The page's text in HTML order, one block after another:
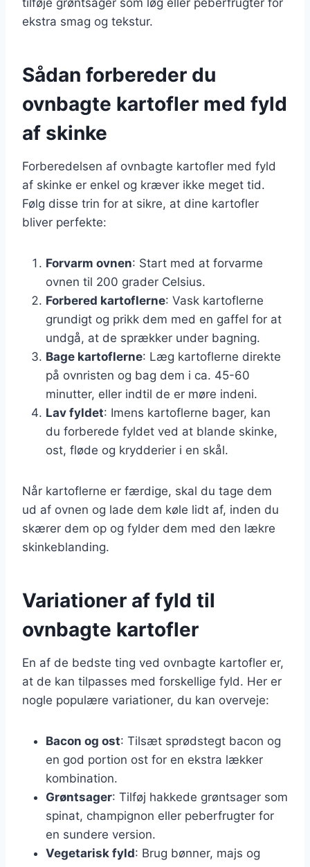
ekstra smag og tekstur.
Sådan forbereder du
ovnbagte kartofler med fyld
af skinke
Forberedelsen af ovnbagte kartofler med fyld
af skinke er enkel og kræver ikke meget tid.
Følg disse trin for at sikre, at dine kartofler
bliver perfekte:
Forvarm ovnen: Start med at forvarme
ovnen til 200 grader Celsius.
Forbered kartoflerne: Vask kartoflerne
grundigt og prikk dem med en gaffel for at
undgå, at de sprækker under bagning.
Bage kartoflerne: Læg kartoflerne direkte
på ovnristen og bag dem i ca. 45-60
minutter, eller indtil de er møre indeni.
Lav fyldet: Imens kartoflerne bager, kan
du forberede fyldet ved at blande skinke,
ost, fløde og krydderier i en skål.
Når kartoflerne er færdige, skal du tage dem
ud af ovnen og lade dem køle lidt af, inden du
skærer dem op og fylder dem med den lækre
skinkeblanding.
Variationer af fyld til
ovnbagte kartofler
En af de bedste ting ved ovnbagte kartofler er,
at de kan tilpasses med forskellige fyld. Her er
nogle populære variationer, du kan overveje:
Bacon og ost: Tilsæt sprødstegt bacon og
en god portion ost for en ekstra lækker
kombination.
Grøntsager: Tilføj hakkede grøntsager som
spinat, champignon eller peberfrugter for
en sundere version.
Vegetarisk fyld: Brug bønner, majs og